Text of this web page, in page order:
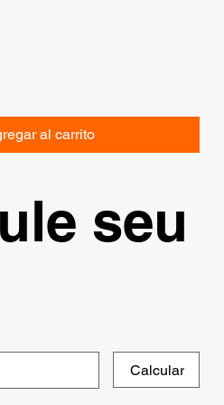
al carrito
seu
Calcular